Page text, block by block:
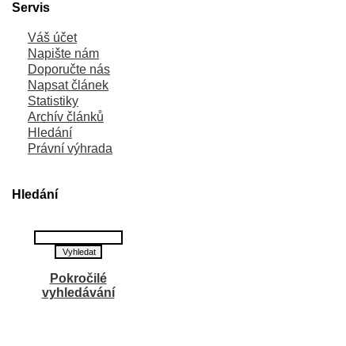
Servis
Váš účet
Napište nám
Doporučte nás
Napsat článek
Statistiky
Archív článků
Hledání
Právní výhrada
Hledání
Pokročilé
vyhledávání